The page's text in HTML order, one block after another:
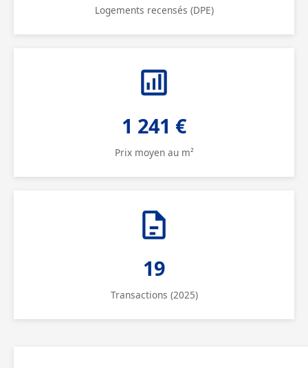
Logements recensés (DPE)
1 241 €
Prix moyen au m²
19
Transactions (2025)